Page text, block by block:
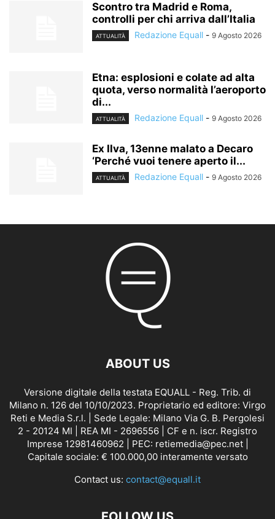
Scontro tra Madrid e Roma,
controlli per chi arriva dall’Italia
ATTUALITÀ Redazione Equall - 9 Agosto 2026
Etna: esplosioni e colate ad alta
quota, verso normalità l’aeroporto
di...
ATTUALITÀ Redazione Equall - 9 Agosto 2026
Ex Ilva, 13enne malato a Decaro
‘Perché vuoi tenere aperto il...
ATTUALITÀ Redazione Equall - 9 Agosto 2026
ABOUT US
Versione digitale della testata EQUALL - Reg. Trib. di
Milano n. 126 del 10/10/2023. Proprietario ed editore: Virgo
Reti e Media S.r.l. | Sede Legale: Milano Via G. B. Pergolesi
2 - 20124 MI | REA MI - 2696556 | CF e n. iscr. Registro
Imprese 12981460962 | PEC: retiemedia@pec.net |
Capitale sociale: € 100.000,00 interamente versato
Contact us: contact@equall.it